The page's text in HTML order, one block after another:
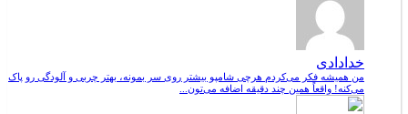
خدادادی
من همیشه فکر می‌کردم هرچی شامپو بیشتر روی سر بمونه، بهتر چربی و آلودگی رو پاک
می‌کنه! واقعاً همین چند دقیقه اضافه می‌تون...